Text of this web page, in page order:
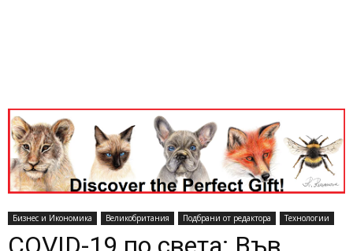
Бизнес и Икономика Великобритания Подбрани от редактора Технологии